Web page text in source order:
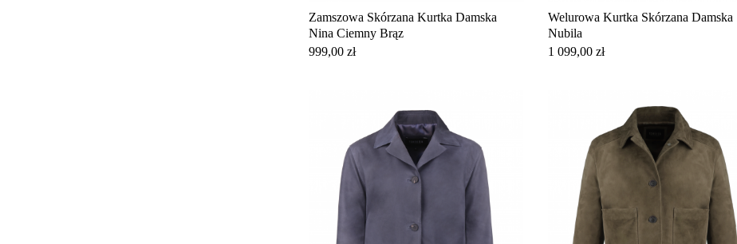
Zamszowa Skórzana Kurtka Damska
Nina Ciemny Brąz
Cena
999,00 zł
Welurowa Kurtka Skórzana Damska
Nubila
Cena
1 099,00 zł